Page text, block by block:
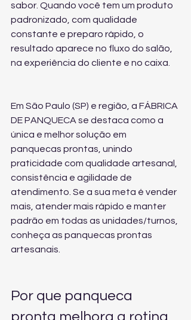
sabor. Quando você tem um produto
padronizado, com qualidade
constante e preparo rápido, o
resultado aparece no fluxo do salão,
na experiência do cliente e no caixa.
Em São Paulo (SP) e região, a FÁBRICA
DE PANQUECA se destaca como a
única e melhor solução em
panquecas prontas, unindo
praticidade com qualidade artesanal,
consistência e agilidade de
atendimento. Se a sua meta é vender
mais, atender mais rápido e manter
padrão em todas as unidades/turnos,
conheça as panquecas prontas
artesanais
Por que panqueca
pronta melhora a rotina